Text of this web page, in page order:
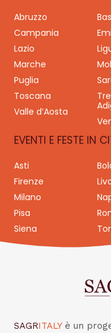
Abruzzo
Campania
Lazio
Marche
Puglia
Toscana
Valle d’Aosta
EVENTI E FESTE IN
Asti
Firenze
Milano
Pisa
Siena
SAGRITALY è un